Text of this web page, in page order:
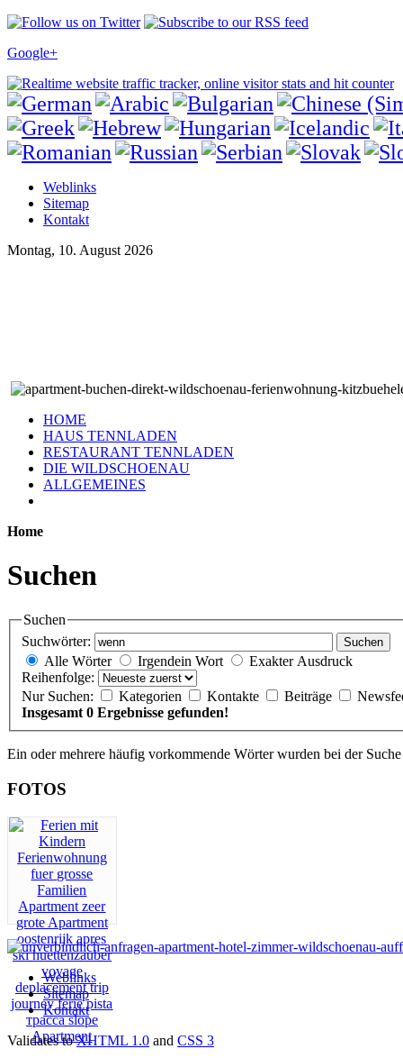
Google+
Weblinks
Sitemap
Kontakt
Montag, 10. August 2026
HOME
HAUS TENNLADEN
RESTAURANT TENNLADEN
DIE WILDSCHOENAU
ALLGEMEINES
Home
Suchen
Suchen
Suchwörter:
Suchen
Alle Wörter Irgendein Wort
Exakter Ausdruck
Reihenfolge:
Nur Suchen:
Kategorien Kontakte Beiträge
Insgesamt 0 Ergebnisse gefunden!
Ein oder mehrere häufig vorkommende Wörter wurden bei der
FOTOS
Weblinks
Sitemap
Kontakt
Validates toXHTML 1.0 and CSS 3